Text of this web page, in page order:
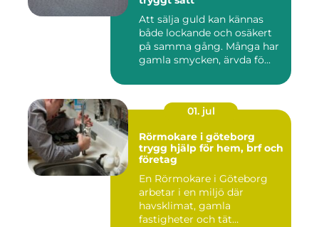
Att sälja guld kan kännas
både lockande och osäkert
på samma gång. Många har
gamla smycken, ärvda fö...
01. jul
Rörmokare i göteborg
trygg hjälp för hem, brf och
företag
En Rörmokare i Göteborg
arbetar i en miljö där
havsklimat, gamla
fastigheter och tät